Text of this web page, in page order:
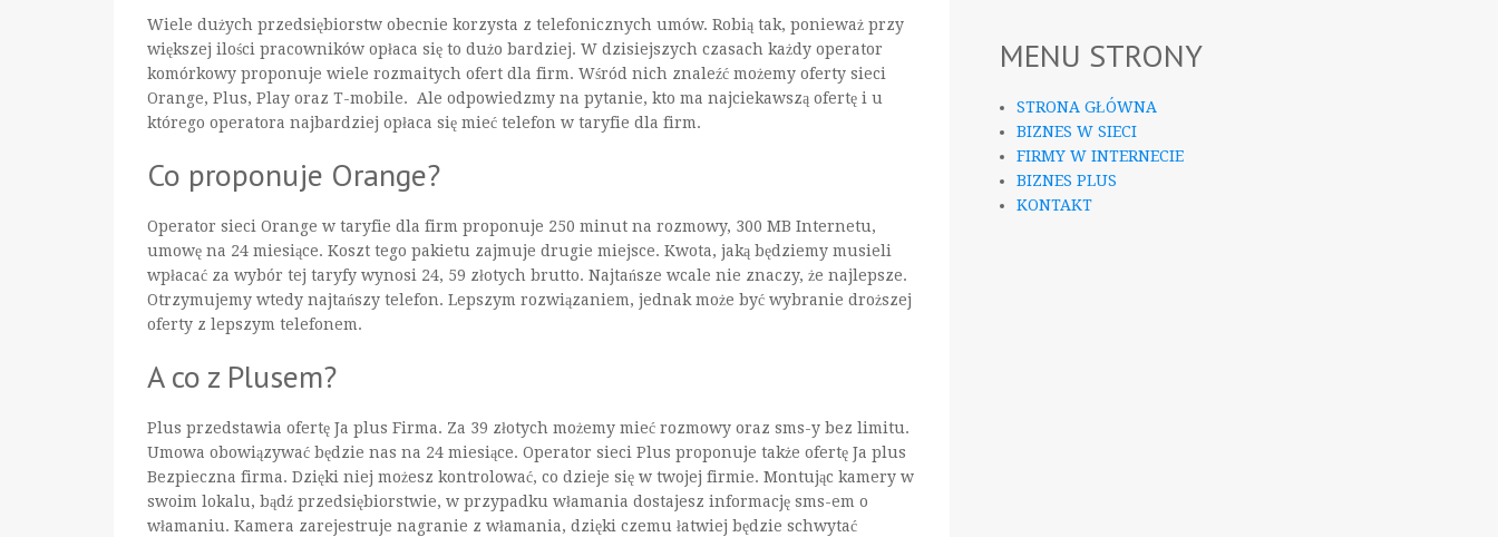
Wiele dużych przedsiębiorstw obecnie korzysta z telefonicznych umów. Robią tak, ponieważ przy
większej ilości pracowników opłaca się to dużo bardziej. W dzisiejszych czasach każdy operator
komórkowy proponuje wiele rozmaitych ofert dla firm. Wśród nich znaleźć możemy oferty sieci
Orange, Plus, Play oraz T-mobile. Ale odpowiedzmy na pytanie, kto ma najciekawszą ofertę i u
którego operatora najbardziej opłaca się mieć telefon w taryfie dla firm.
Co proponuje Orange?
Operator sieci Orange w taryfie dla firm proponuje 250 minut na rozmowy, 300 MB Internetu,
umowę na 24 miesiące. Koszt tego pakietu zajmuje drugie miejsce. Kwota, jaką będziemy musieli
wpłacać za wybór tej taryfy wynosi 24, 59 złotych brutto. Najtańsze wcale nie znaczy, że najlepsze.
Otrzymujemy wtedy najtańszy telefon. Lepszym rozwiązaniem, jednak może być wybranie droższej
oferty z lepszym telefonem.
A co z Plusem?
Plus przedstawia ofertę Ja plus Firma. Za 39 złotych możemy mieć rozmowy oraz sms-y bez limitu.
Umowa obowiązywać będzie nas na 24 miesiące. Operator sieci Plus proponuje także ofertę Ja plus
Bezpieczna firma. Dzięki niej możesz kontrolować, co dzieje się w twojej firmie. Montując kamery w
swoim lokalu, bądź przedsiębiorstwie, w przypadku włamania dostajesz informację sms-em o
włamaniu. Kamera zarejestruje nagranie z włamania, dzięki czemu łatwiej będzie schwytać
MENU STRONY
STRONA GŁÓWNA
BIZNES W SIECI
FIRMY W INTERNECIE
BIZNES PLUS
KONTAKT